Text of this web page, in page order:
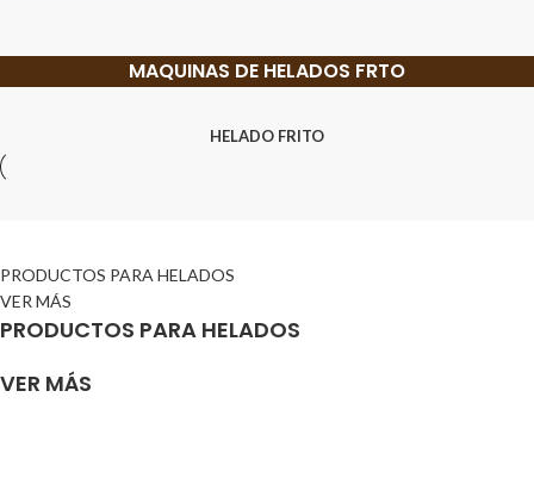
MAQUINAS DE HELADOS FRTO
HELADO FRITO
PRODUCTOS PARA HELADOS
VER MÁS
PRODUCTOS PARA HELADOS
VER MÁS